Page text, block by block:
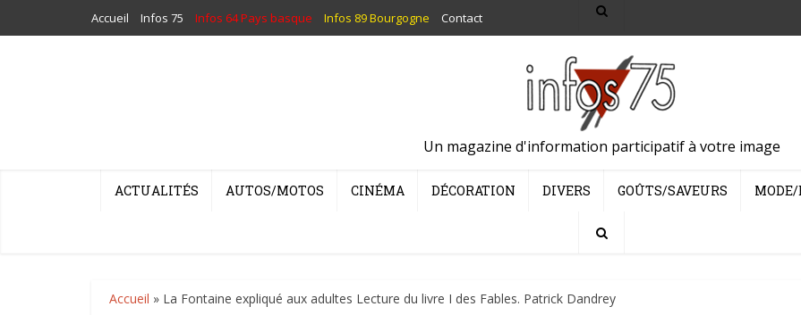
Accueil Infos 75 Infos 64 Pays basque Infos 89 Bourgogne Contact
Un magazine d'information participatif à votre image
ACTUALITÉS AUTOS/MOTOS CINÉMA DÉCORATION DIVERS GOÛTS/SAVEURS
Accueil » La Fontaine expliqué aux adultes Lecture du livre I des Fables. Patrick Dandrey